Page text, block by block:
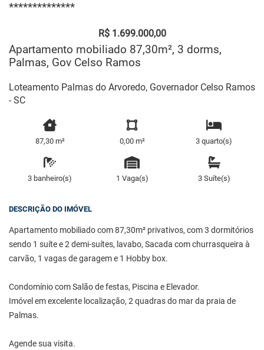
**************
R$ 1.699.000,00
Apartamento mobiliado 87,30m², 3 dorms,
Palmas, Gov Celso Ramos
Loteamento Palmas do Arvoredo, Governador Celso Ramos
- SC
87,30 m² 0,00 m² 3 quarto(s)
3 banheiro(s) 1 Vaga(s) 3 Suíte(s)
DESCRIÇÃO DO IMÓVEL
Apartamento mobiliado com 87,30m² privativos, com 3 dormitórios
sendo 1 suíte e 2 demi-suítes, lavabo, Sacada com churrasqueira à
carvão, 1 vagas de garagem e 1 Hobby box.
Condomínio com Salão de festas, Piscina e Elevador.
Imóvel em excelente localização, 2 quadras do mar da praia de
Palmas.
Agende sua visita.